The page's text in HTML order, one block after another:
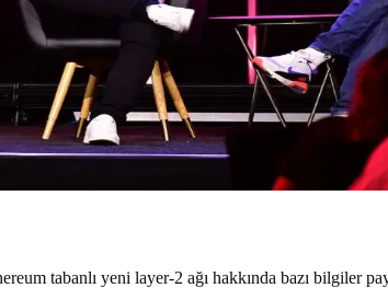
tabanlı yeni layer-2 ağı hakkında bazı bilgiler